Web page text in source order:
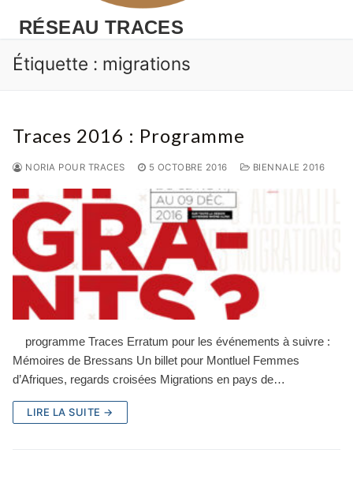
RÉSEAU TRACES
Étiquette : migrations
Traces 2016 : Programme
NORIA POUR TRACES 5 OCTOBRE 2016 BIENNALE 2016
programme Traces Erratum pour les événements à suivre :
Mémoires de Bressans Un billet pour Montluel Femmes
d’Afriques, regards croisées Migrations en pays de…
LIRE LA SUITE →